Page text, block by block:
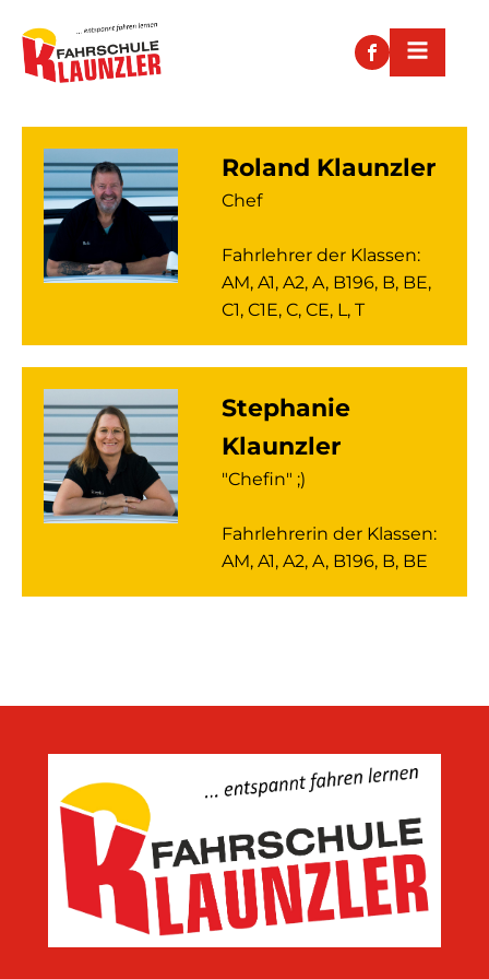
Roland Klaunzler
Chef
Fahrlehrer der Klassen:
AM, A1, A2, A, B196, B, BE,
C1, C1E, C, CE, L, T
Stephanie
Klaunzler
"Chefin" ;)
Fahrlehrerin der Klassen:
AM, A1, A2, A, B196, B, BE